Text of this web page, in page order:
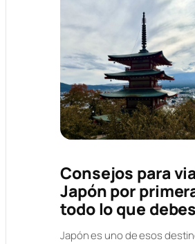
Consejos para
Japón por
todo lo que
Japón es uno de esos